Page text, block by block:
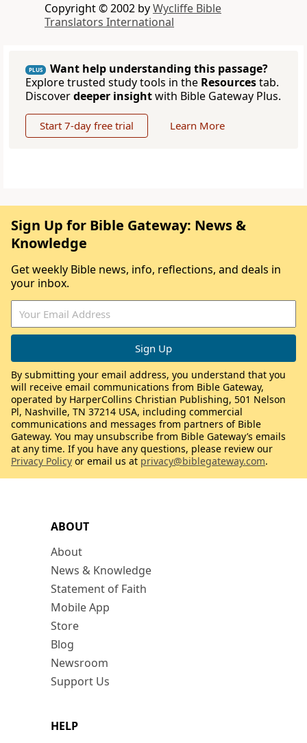
Copyright © 2002 byWycliffe Bible
Translators International
PLUS
Want help understanding this passage?
Explore trusted study tools in the Resourcestab.
Discoverdeeper insightwith Bible Gateway Plus.
Start 7-day free trial Learn More
ABOUT
About
News & Knowledge
Statement of Faith
Mobile App
Store
Blog
Newsroom
Support Us
HELP
Sign Up for Bible Gateway: News &
Knowledge
Get weekly Bible news, info, reflections, and deals in
your inbox.
By submitting your email address, you understand that you
will receive email communications from Bible Gateway,
operated by HarperCollins Christian Publishing, 501 Nelson
Pl, Nashville, TN 37214 USA, including commercial
communications and messages from partners of Bible
Gateway. You may unsubscribe from Bible Gateway’s emails
at any time. If you have any questions, please review our
Privacy Policy or email us at privacy@biblegateway.com.